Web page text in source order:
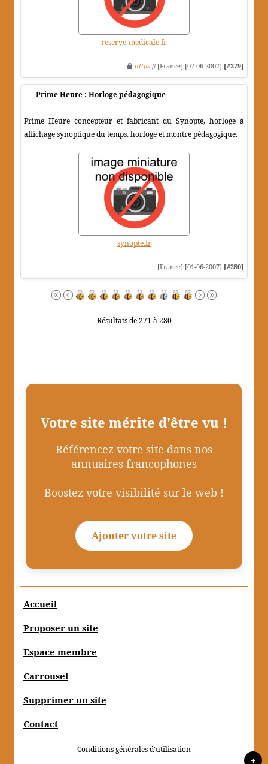
reserve-medicale.fr
https:// [France] [07-06-2007] [#279]
Prime Heure : Horloge pédagogique
Prime Heure concepteur et fabricant du Synopte, horloge à
affichage synoptique du temps, horloge et montre pédagogique.
synopte.fr
[France] [01-06-2007] [#280]
Résultats de 271 à 280
Votre site mérite d'être vu !
Référencez votre site dans nos
annuaires francophones
Boostez votre visibilité sur le web !
Ajouter votre site
Accueil
Proposer un site
Espace membre
Carrousel
Supprimer un site
Contact
Conditions générales d'utilisation
+